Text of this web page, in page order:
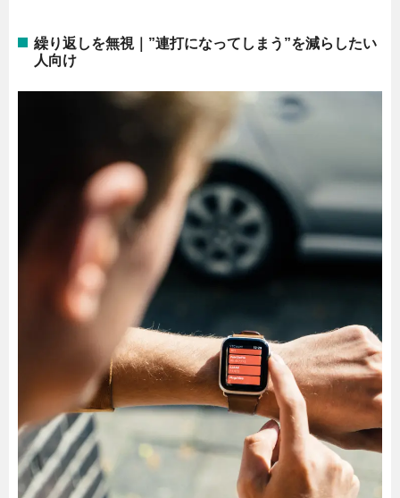
繰り返しを無視｜”連打になってしまう”を減らしたい
人向け